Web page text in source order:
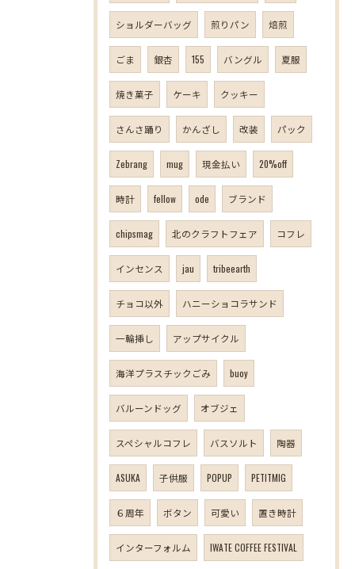
ショルダーバッグ 煎りパン 焙煎
ごま 銀杏 155 バングル 夏服
焼き菓子 ケーキ クッキー
さんさ踊り かんざし 改装 パック
Zebrang mug 現金払い 20%off
時計 fellow ode ブランド
chipsmag 北のクラフトフェア コフレ
インセンス jau tribeearth
チョコ以外 ハニーショコラサンド
一輪挿し アップサイクル
海洋プラスチックごみ buoy
バルーンドッグ オブジェ
スペシャルコフレ バスソルト 陶器
ASUKA 子供服 POPUP PETITMIG
６周年 ボタン 可愛い 置き時計
インターフォルム IWATE COFFEE FESTIVAL